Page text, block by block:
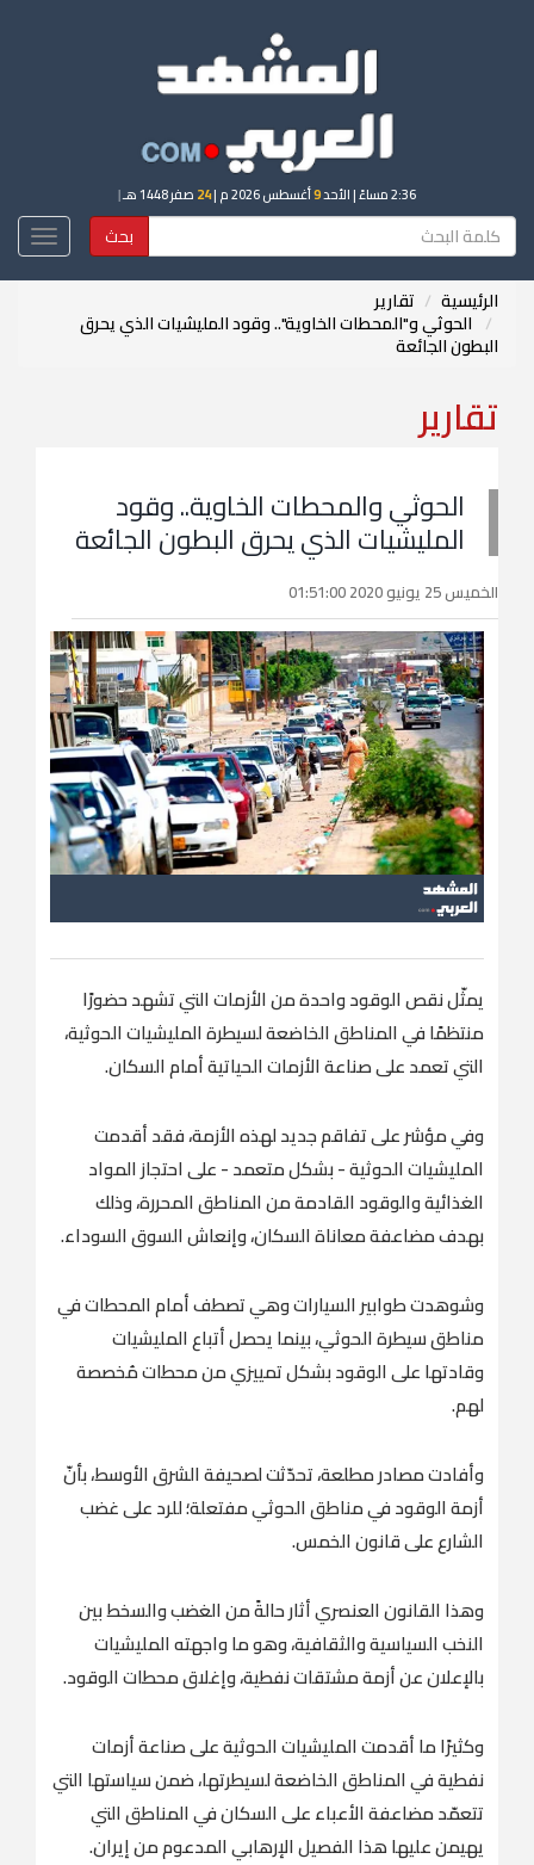
2:36 مساءً | الأحد9أغسطس 2026 م | 24 صفر 1448 هـ |
بحث
الرئيسية تقارير
الحوثي و"المحطات الخاوية".. وقود المليشيات الذي يحرق
البطون الجائعة
تقارير
الحوثي والمحطات الخاوية.. وقود
المليشيات الذي يحرق البطون الجائعة
الخميس 25 يونيو 2020 01:51:00
يمثّل نقص الوقود واحدة من الأزمات التي تشهد حضورًا
منتظمًا في المناطق الخاضعة لسيطرة المليشيات الحوثية،
التي تعمد على صناعة الأزمات الحياتية أمام السكان.
وفي مؤشر على تفاقم جديد لهذه الأزمة، فقد أقدمت
المليشيات الحوثية - بشكل متعمد - على احتجاز المواد
الغذائية والوقود القادمة من المناطق المحررة، وذلك
بهدف مضاعفة معاناة السكان، وإنعاش السوق السوداء.
وشوهدت طوابير السيارات وهي تصطف أمام المحطات في
مناطق سيطرة الحوثي، بينما يحصل أتباع المليشيات
وقادتها على الوقود بشكل تمييزي من محطات مُخصصة
لهم.
وأفادت مصادر مطلعة، تحدّثت لصحيفة الشرق الأوسط، بأنّ
أزمة الوقود في مناطق الحوثي مفتعلة؛ للرد على غضب
الشارع على قانون الخمس.
وهذا القانون العنصري أثار حالةً من الغضب والسخط بين
النخب السياسية والثقافية، وهو ما واجهته المليشيات
بالإعلان عن أزمة مشتقات نفطية، وإغلاق محطات الوقود.
وكثيرًا ما أقدمت المليشيات الحوثية على صناعة أزمات
نفطية في المناطق الخاضعة لسيطرتها، ضمن سياستها التي
تتعمّد مضاعفة الأعباء على السكان في المناطق التي
يهيمن عليها هذا الفصيل الإرهابي المدعوم من إيران.